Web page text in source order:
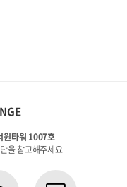
원타워 1007호
을 참고해주세요